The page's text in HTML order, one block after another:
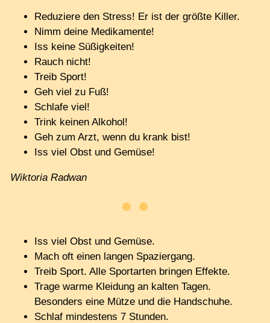
Reduziere den Stress! Er ist der größte Killer.
Nimm deine Medikamente!
Iss keine Süßigkeiten!
Rauch nicht!
Treib Sport!
Geh viel zu Fuß!
Schlafe viel!
Trink keinen Alkohol!
Geh zum Arzt, wenn du krank bist!
Iss viel Obst und Gemüse!
Wiktoria Radwan
Iss viel Obst und Gemüse.
Mach oft einen langen Spaziergang.
Treib Sport. Alle Sportarten bringen Effekte.
Trage warme Kleidung an kalten Tagen.
Besonders eine Mütze und die Handschuhe.
Schlaf mindestens 7 Stunden.